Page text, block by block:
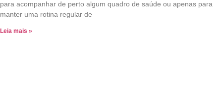
para acompanhar de perto algum quadro de saúde ou apenas para
manter uma rotina regular de
Leia mais »